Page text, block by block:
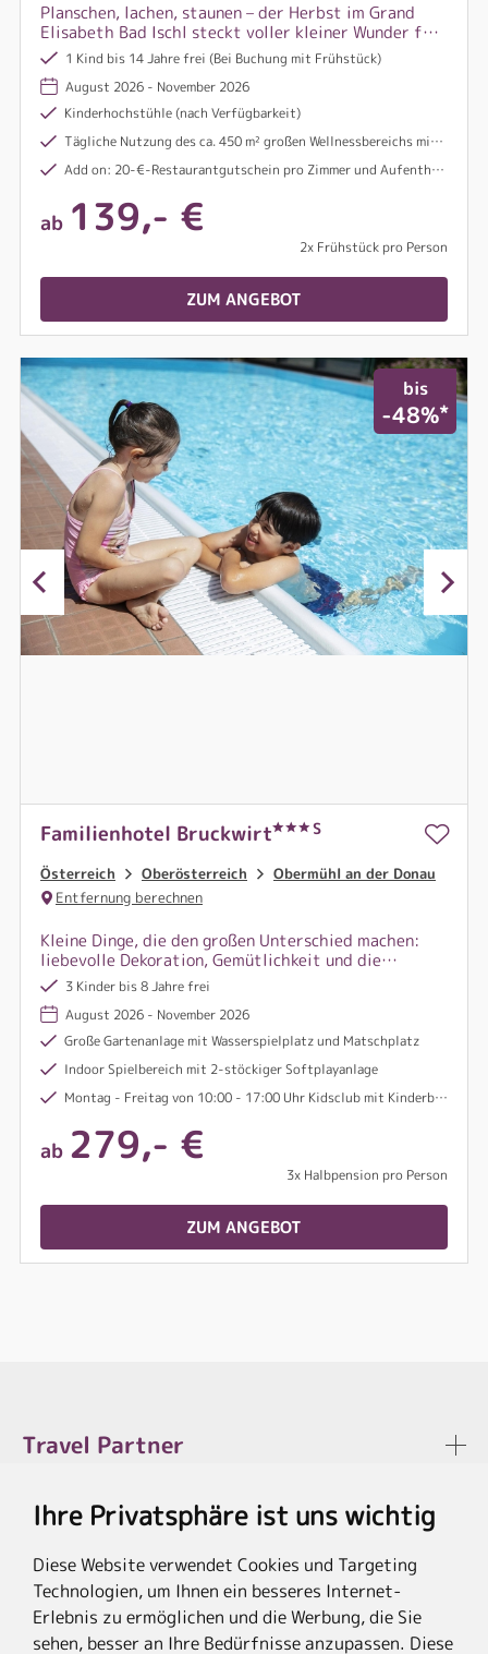
Ihre Privatsphäre ist uns wichtig
Diese Website verwendet Cookies und Targeting
Technologien, um Ihnen ein besseres Internet-
Erlebnis zu ermöglichen und die Werbung, die Sie
sehen, besser an Ihre Bedürfnisse anzupassen. Diese
Planschen, lachen, staunen – der Herbst im Grand
Elisabeth Bad Ischl steckt voller kleiner Wunder für
Groß & Klein. Familienzeit, wie sie schöner nicht
sein könnte!
1 Kind bis 14 Jahre frei (Bei Buchung mit Frühstück)
August 2026 - November 2026
Kinderhochstühle (nach Verfügbarkeit)
Tägliche Nutzung des ca. 450 m² großen Wellnessbereichs mit 2 Saunen und Innenpool
Add on: 20-€-Restaurantgutschein pro Zimmer und Aufenthalt bei Buchung mit Frühstück
ab 139,- €
2x Frühstück pro Person
ZUM ANGEBOT
bis
-48%*
Familienhotel Bruckwirt S
Österreich Oberösterreich
Obermühl an der Donau
Entfernung berechnen
Kleine Dinge, die den großen Unterschied machen:
liebevolle Dekoration, Gemütlichkeit und die
persönliche Betreuung durch Familie Steininger von
der Ankunft bis zur Abreise.
3 Kinder bis 8 Jahre frei
August 2026 - November 2026
Große Gartenanlage mit Wasserspielplatz und Matschplatz
Indoor Spielbereich mit 2-stöckiger Softplayanlage
Montag - Freitag von 10:00 - 17:00 Uhr Kidsclub mit Kinderbetreuung für Kinder ab 3 Jahren
ab 279,- €
3x Halbpension pro Person
ZUM ANGEBOT
Travel Partner
Rechtliches
* Die Ersparnis bezieht sich auf die aktuellen Listenpreise der Hotels, bei